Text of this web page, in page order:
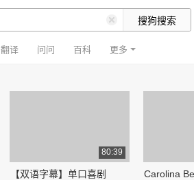
翻译 问问 百科 更多
80:39
【双语字幕】单口喜剧
Carolina